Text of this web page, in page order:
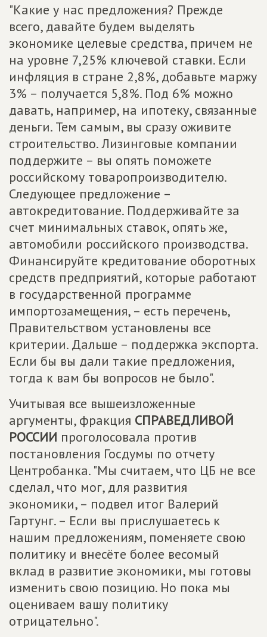
"Какие у нас предложения? Прежде
всего, давайте будем выделять
экономике целевые средства, причем не
на уровне 7,25% ключевой ставки. Если
инфляция в стране 2,8%, добавьте маржу
3% – получается 5,8%. Под 6% можно
давать, например, на ипотеку, связанные
деньги. Тем самым, вы сразу оживите
строительство. Лизинговые компании
поддержите – вы опять поможете
российскому товаропроизводителю.
Следующее предложение –
автокредитование. Поддерживайте за
счет минимальных ставок, опять же,
автомобили российского производства.
Финансируйте кредитование оборотных
средств предприятий, которые работают
в государственной программе
импортозамещения, – есть перечень,
Правительством установлены все
критерии. Дальше – поддержка экспорта.
Если бы вы дали такие предложения,
тогда к вам бы вопросов не было".
Учитывая все вышеизложенные
аргументы, фракция СПРАВЕДЛИВОЙ
РОССИИ проголосовала против
постановления Госдумы по отчету
Центробанка. "Мы считаем, что ЦБ не все
сделал, что мог, для развития
экономики, – подвел итог Валерий
Гартунг. – Если вы прислушаетесь к
нашим предложениям, поменяете свою
политику и внесёте более весомый
вклад в развитие экономики, мы готовы
изменить свою позицию. Но пока мы
оцениваем вашу политику
отрицательно".